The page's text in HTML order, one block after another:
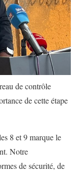
de contrôle
de cette étape
8 et 9 marque le
Notre
de sécurité, de